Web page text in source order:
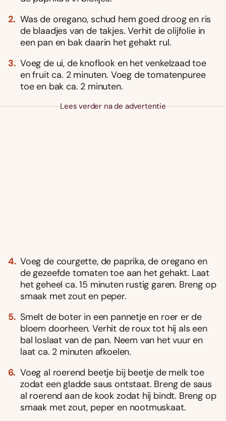
Was de oregano, schud hem goed droog en ris
de blaadjes van de takjes. Verhit de olijfolie in
een pan en bak daarin het gehakt rul.
Voeg de ui, de knoflook en het venkelzaad toe
en fruit ca. 2 minuten. Voeg de tomatenpuree
toe en bak ca. 2 minuten.
Lees verder na de advertentie
Voeg de courgette, de paprika, de oregano en
de gezeefde tomaten toe aan het gehakt. Laat
het geheel ca. 15 minuten rustig garen. Breng op
smaak met zout en peper.
Smelt de boter in een pannetje en roer er de
bloem doorheen. Verhit de roux tot hij als een
bal loslaat van de pan. Neem van het vuur en
laat ca. 2 minuten afkoelen.
Voeg al roerend beetje bij beetje de melk toe
zodat een gladde saus ontstaat. Breng de saus
al roerend aan de kook zodat hij bindt. Breng op
smaak met zout, peper en nootmuskaat.